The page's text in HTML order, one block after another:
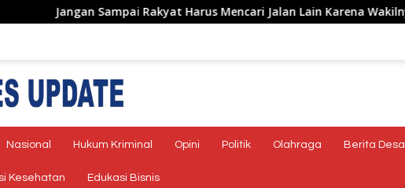
Rakyat Harus Mencari Jalan Lain Karena Wakilnya Tidak Hadir
Nasional Hukum Kriminal Opini Politik Olahraga Berita Desa
Kesehatan Edukasi Bisnis